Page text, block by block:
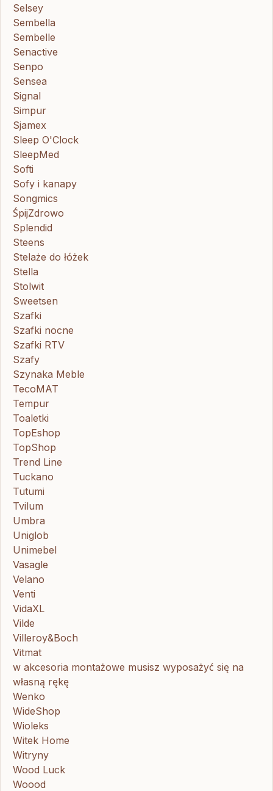
Selsey
Sembella
Sembelle
Senactive
Senpo
Sensea
Signal
Simpur
Sjamex
Sleep O'Clock
SleepMed
Softi
Sofy i kanapy
Songmics
ŚpijZdrowo
Splendid
Steens
Stelaże do łóżek
Stella
Stolwit
Sweetsen
Szafki
Szafki nocne
Szafki RTV
Szafy
Szynaka Meble
TecoMAT
Tempur
Toaletki
TopEshop
TopShop
Trend Line
Tuckano
Tutumi
Tvilum
Umbra
Uniglob
Unimebel
Vasagle
Velano
Venti
VidaXL
Vilde
Villeroy&Boch
Vitmat
w akcesoria montażowe musisz wyposażyć się na
własną rękę
Wenko
WideShop
Wioleks
Witek Home
Witryny
Wood Luck
Woood